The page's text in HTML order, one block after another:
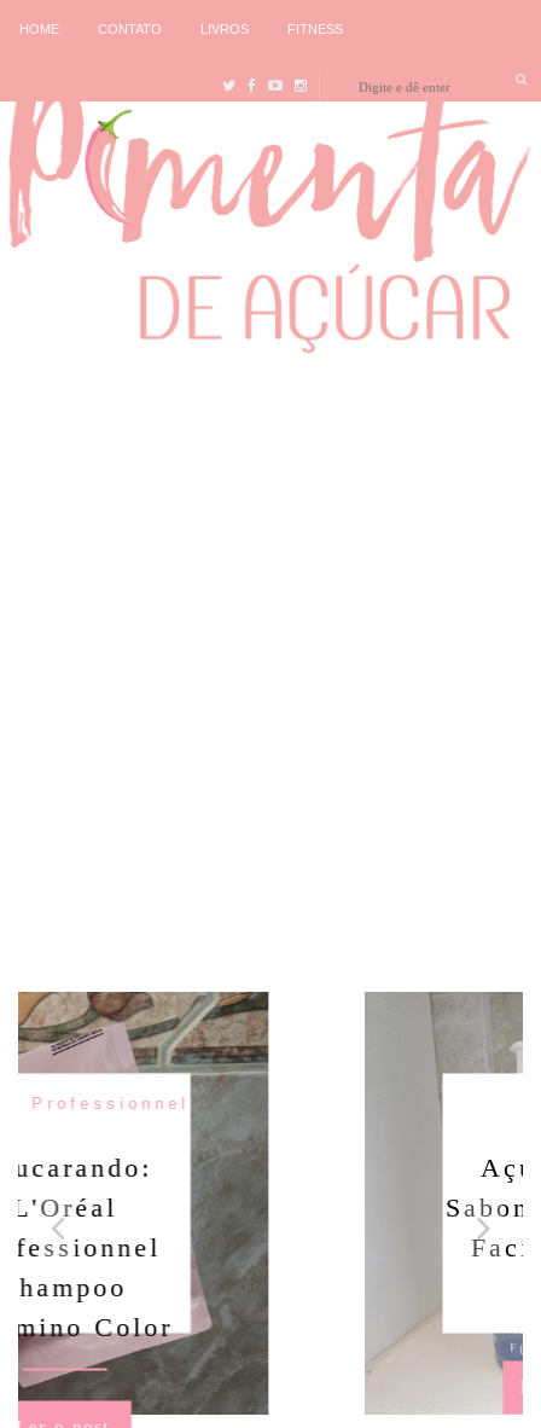
HOME CONTATO LIVROS FITNESS
Açucarando:
Sabonete Líquido
Facial Fenzza
Stitch
Ler o post